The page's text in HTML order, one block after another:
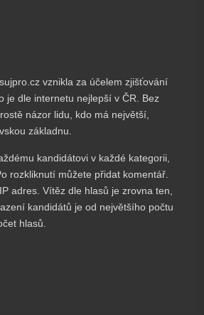
vznikla za účelem zjišťování
je dle internetu nejlepší v ČR. Bez
názor lidu, kdo má největší,
základnu.
kandidátovi v každé kategorii,
rozkliknutí můžete přidat komentář.
adres. Vítěz dle hlasů je zrovna ten,
kandidátů je od největšího počtu
hlasů.